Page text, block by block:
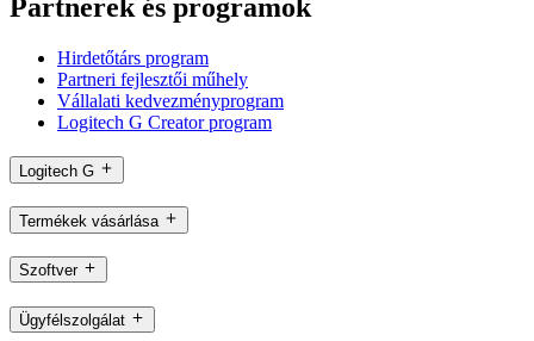
Partnerek és programok
Hirdetőtárs program
Partneri fejlesztői műhely
Vállalati kedvezményprogram
Logitech G Creator program
Logitech G
Termékek vásárlása
Szoftver
Ügyfélszolgálat